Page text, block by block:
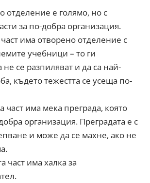
отделение е голямо, но с
за по-добра организация.
има отворено отделение с
учебници – то ги
се разпиляват и да са най-
където тежестта се усеща по-
част има мека преграда, която
организация. Преградата е с
и може да се махне, ако не
част има халка за